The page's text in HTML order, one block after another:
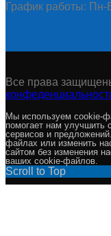
График работы: Пн-
Все права
Мы используем cookie-
помогает нам улучшить
сервисов и
файлах или изменить
сайтом без изменения
ваших cookie-файлов.
Scroll to Top